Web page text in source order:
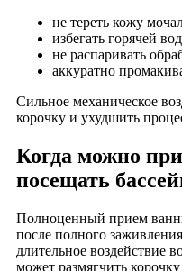
не тереть кожу
избегать горячей
не распаривать
аккуратно
Сильное механическое
корочку и ухудшить
Когда можно
посещать
Полноценный прием
после полного
длительное воздействие
может размягчить